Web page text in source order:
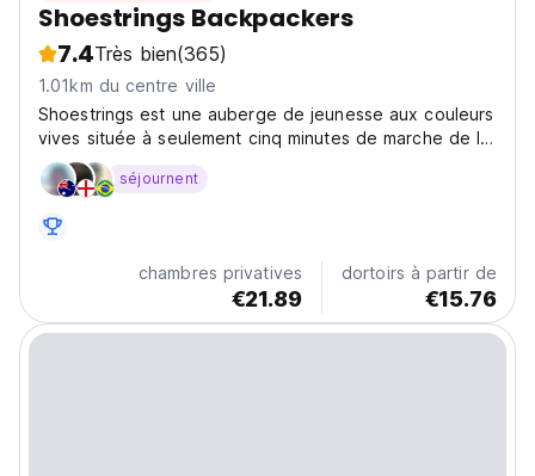
Shoestrings Backpackers
7.4Très bien(365)
1.01km du centre ville
Shoestrings est une auberge de jeunesse aux couleurs
vives située à seulement cinq minutes de marche de la
ville, ce qui permet de s'y rendre à pied.
séjournent
chambres privatives
€21.89
dortoirs à partir de
€15.76